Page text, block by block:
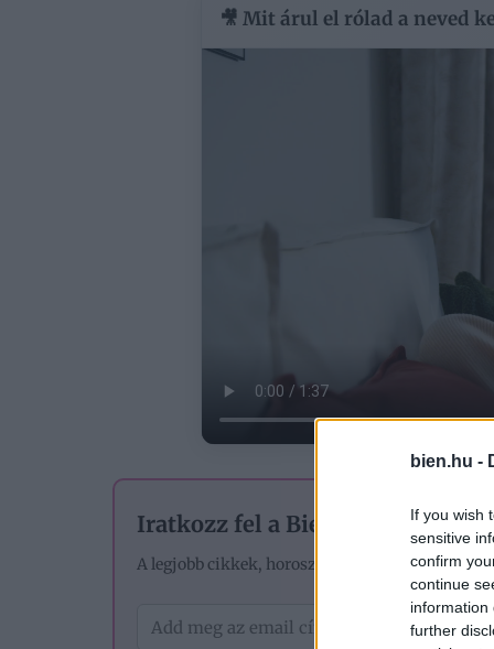
bien.hu -
If you wish
sensitive
confirm
continue
information
further
🎥 Mit árul el rólad a neved
Iratkozz fel a Bien.hu
A legjobb cikkek, horoszkópok és tesztek –